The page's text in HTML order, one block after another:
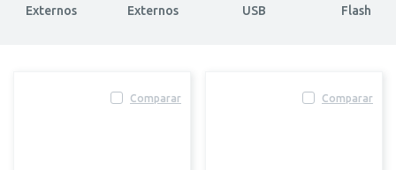
Externos
Externos
USB
Flash
Comparar Comparar